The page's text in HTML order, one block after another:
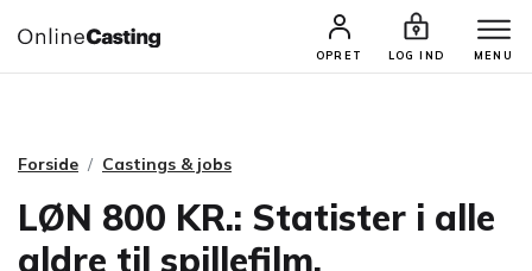
OPRET LOG IND MENU
CASTINGS & JOBS SØG PROFIL
Forside Castings & jobs
LØN 800 KR.: Statister i alle
aldre til spillefilm,